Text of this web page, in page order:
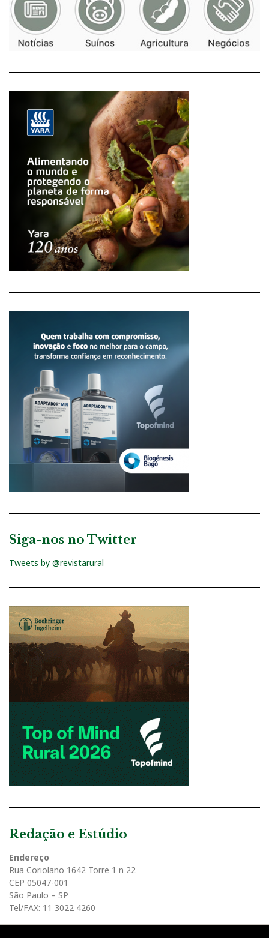
Siga-nos no Twitter
Tweets by @revistarural
Redação e Estúdio
Endereço
Rua Coriolano 1642 Torre 1 n 22
CEP 05047-001
São Paulo – SP
Tel/FAX: 11 3022 4260